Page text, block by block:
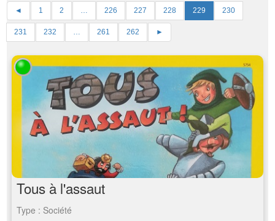
◄ 1 2 … 226 227 228 229 230
231 232 … 261 262 ►
Tous à l'assaut
Type : Société